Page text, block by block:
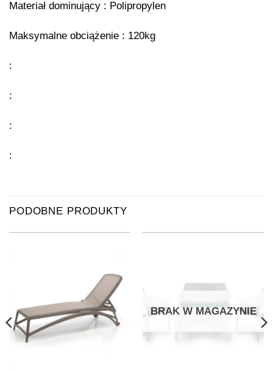
Materiał dominujący : Polipropylen
Maksymalne obciążenie : 120kg
:
:
:
:
PODOBNE PRODUKTY
BRAK W MAGAZYNIE